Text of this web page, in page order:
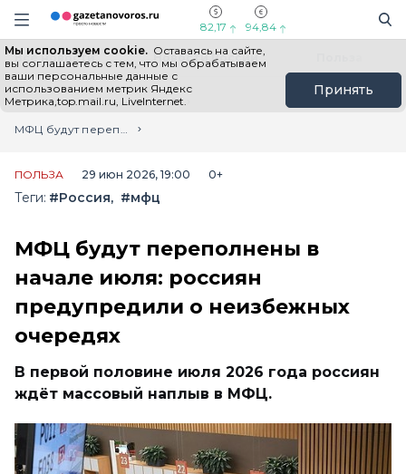
Информационный портал "ГазетаНоворос.ру"
Навигация сайта
82,17 94,84
Мы используем cookie. Оставаясь на сайте,
вы соглашаетесь с тем, что мы обрабатываем
ваши персональные данные с
использованием метрик Яндекс
Метрика,top.mail.ru, LiveInternet.
Принять
Все новости Новости России
Главная
Лента новостей
МФЦ будут переполнены в начале июля: россиян предупредили о неизбежных очередях
ПОЛЬЗА 29 июн 2026, 19:00 0+
Теги: #Россия #мфц
МФЦ будут переполнены в
начале июля: россиян
предупредили о неизбежных
очередях
В первой половине июля 2026 года россиян
ждёт массовый наплыв в МФЦ.